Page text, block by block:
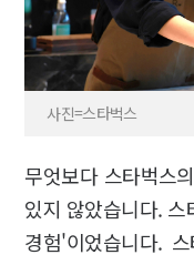
사진=스타벅스
무엇보다 스타벅스
있지 않았습니다.
경험'이었습니다.